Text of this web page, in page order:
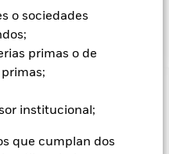
o sociedades
primas o de
institucional;
que cumplan dos
inconsistentes con
en Riesgo.
de ellas pueden
invertida originalmente.